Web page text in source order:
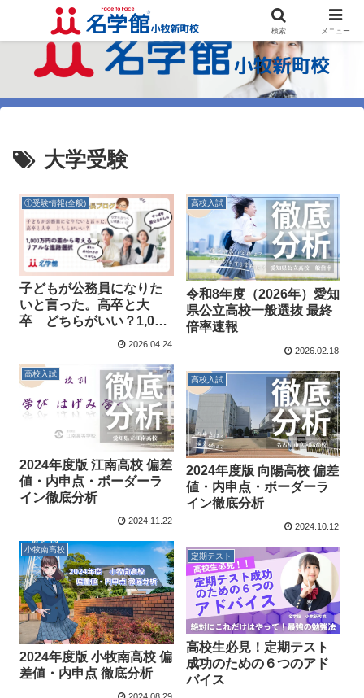
大学受験
①受験情報(全般)
子どもが公務員になりた
いと言った。高卒と大
卒 どちらがいい？1,000
万円の差から考えるリア
2026.04.24
高校入試
令和8年度（2026年）愛知
県公立高校一般選抜 最終
倍率速報
2026.02.18
高校入試
2024年度版 江南高校 偏差
値・内申点・ボーダーラ
イン徹底分析
2024.11.22
高校入試
2024年度版 向陽高校 偏差
値・内申点・ボーダーラ
イン徹底分析
2024.10.12
小牧南高校
2024年度版 小牧南高校 偏
差値・内申点 徹底分析
定期テスト
高校生必見！定期テスト
成功のための６つのアド
バイス
検索 メニュー